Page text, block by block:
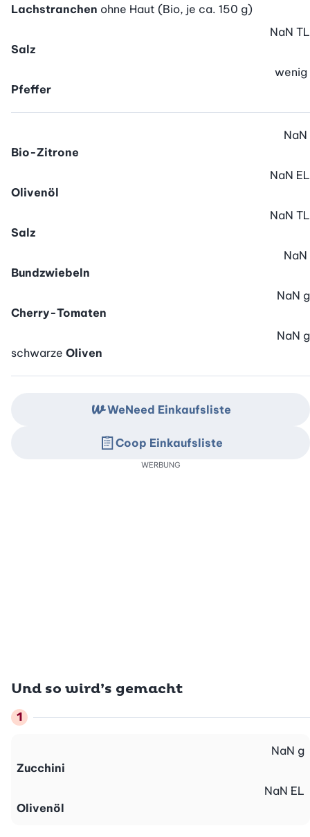
Lachstranchen ohne Haut (Bio, je ca. 150 g)
Salz
NaN TL
Pfeffer
wenig
Bio-Zitrone
NaN
Olivenöl
NaN EL
Salz
NaN TL
Bundzwiebeln
NaN
Cherry-Tomaten
NaN g
schwarze Oliven
NaN g
Und so wird’s gemacht
Zucchini
NaN g
Olivenöl
NaN EL
WeNeed Einkaufsliste
Coop Einkaufsliste
WERBUNG